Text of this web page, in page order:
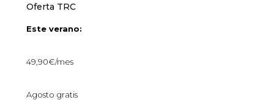
Oferta TRC
Este verano:
49,90€/mes
Agosto gratis